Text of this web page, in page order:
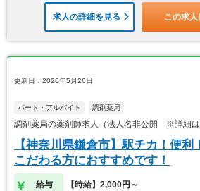
求人の詳細を見る この求
更新日：2026年5月26日
パート・アルバイト 調剤薬局
調剤薬局の薬剤師求人（法人名非公開 ※詳細は
【神奈川県鎌倉市】駅チカ！便
こだわる方におすすめです！
給与 【時給】2,000円～